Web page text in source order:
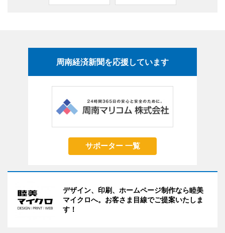
周南経済新聞を応援しています
サポーター 一覧
デザイン、印刷、ホームページ制作なら睦美
マイクロへ。お客さま目線でご提案いたしま
す！